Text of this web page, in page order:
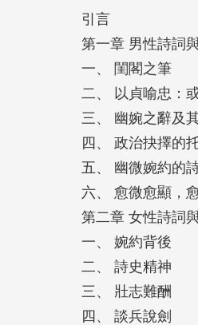
引言
第一章 男性詩詞
一、 閨閣之筆
二、 以貞喻忠：
三、 幽婉之辭及
四、 政治抉擇的
五、 幽微婉約的
六、 愈微愈顯，
第二章 女性詩詞
一、 婉約背後
二、 詩史精神
三、 壯志難酬
四、 談兵說劍